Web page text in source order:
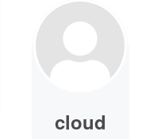
cloud